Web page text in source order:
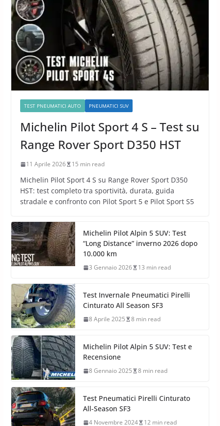
TEST PNEUMATICI AUTO PNEUMATICI SUV
Michelin Pilot Sport 4 S – Test su
Range Rover Sport D350 HST
11 Aprile 2026 15 min read
Michelin Pilot Sport 4 S su Range Rover Sport D350
HST: test completo tra sportività, durata, guida
stradale e confronto con Pilot Sport 5 e Pilot Sport S5
Michelin Pilot Alpin 5 SUV: Test
“Long Distance” inverno 2026 dopo
10.000 km
3 Gennaio 2026 13 min read
Test Invernale Pneumatici Pirelli
Cinturato All Season SF3
8 Aprile 2025 8 min read
Michelin Pilot Alpin 5 SUV: Test e
Recensione
8 Gennaio 2025 8 min read
Test Pneumatici Pirelli Cinturato
All-Season SF3
4 Novembre 2024 12 min read